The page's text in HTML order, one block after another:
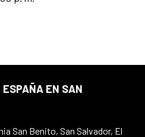
EN SAN
San Benito, San Salvador, El